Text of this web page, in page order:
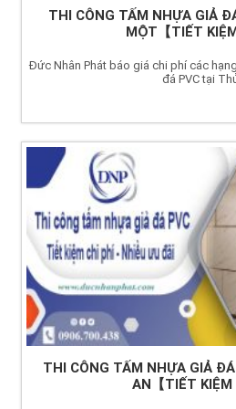
THI CÔNG TẤM NHỰA GIẢ
MỘT【TIẾT KIỆM
Đức Nhân Phát báo giá chi phí các
đá PVC tại
THI CÔNG TẤM NHỰA GIẢ
AN【TIẾT KIỆM